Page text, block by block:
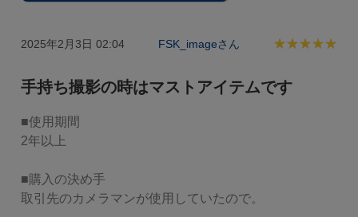
2025年2月3日 02:04 FSK_imageさん
手持ち撮影の時はマストアイテムです
■使用期間
2年以上
■購入の決め手
取引先のカメラマンが使用していたので。